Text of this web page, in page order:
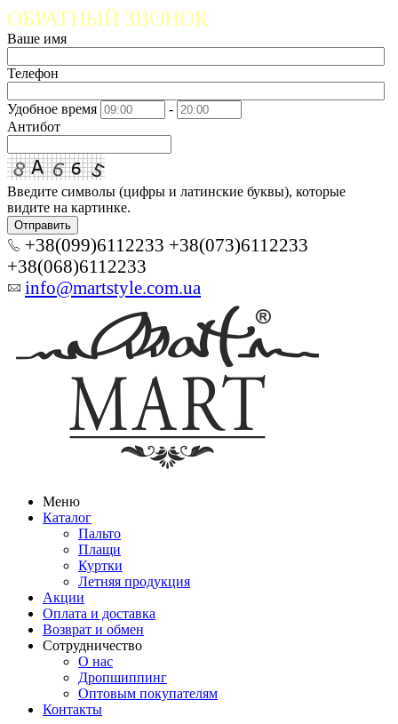
ОБРАТНЫЙ ЗВОНОК
Ваше имя
Телефон
Удобное время
-
Антибот
Введите символы (цифры и латинские буквы), которые
видите на картинке.
Отправить
+38(099)6112233 +38(073)6112233
+38(068)6112233
info@martstyle.com.ua
Меню
Каталог
Пальто
Плащи
Куртки
Летняя продукция
Акции
Оплата и доставка
Возврат и обмен
Сотрудничество
О нас
Дропшиппинг
Оптовым покупателям
Контакты